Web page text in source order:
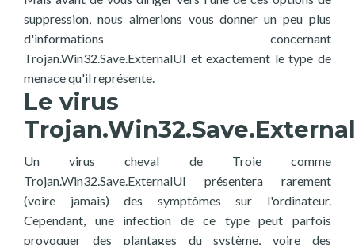
suppression, nous aimerions vous donner un peu plus
d'informations concernant
Trojan.Win32.Save.ExternalUI et exactement le type de
menace qu'il représente.
Le virus
Un virus cheval de Troie comme
Trojan.Win32.Save.ExternalUI présentera rarement
(voire jamais) des symptômes sur l'ordinateur.
Cependant, une infection de ce type peut parfois
provoquer des plantages du système, voire des